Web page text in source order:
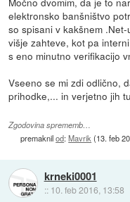
elektronsko banšništvo
so spisani v kakšnem
višje zahteve, kot pa
s eno minutno verifikacijo
Vseeno se mi zdi odlično,
prihodke,... in verjetno jih
Zgodovina sprememb…
premaknilod:Mavrik (13. feb
krneki0001
:: 10. feb 2016, 13:58